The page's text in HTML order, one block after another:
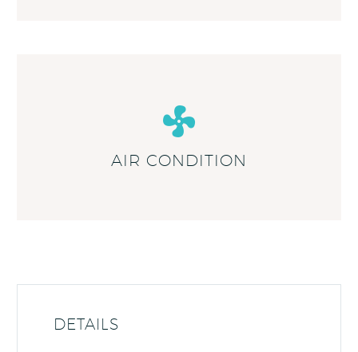
AIR CONDITION
DETAILS